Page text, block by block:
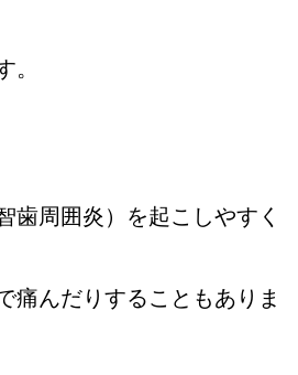
。
周囲炎）を起こしやすく
痛んだりすることもありま